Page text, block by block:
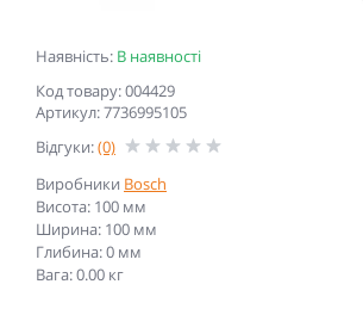
Наявність: В наявності
Код товару: 004429
Артикул: 7736995105
Відгуки:(0)
Виробники Bosch
Висота: 100 мм
Ширина: 100 мм
Глибина: 0 мм
Вага: 0.00 кг